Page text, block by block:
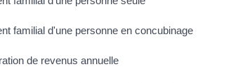
familial d'une personne en concubinage
de revenus annuelle